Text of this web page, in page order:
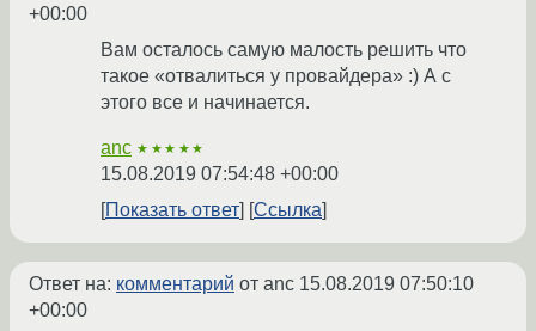
+00:00
Вам осталось самую малость решить что
такое «отвалиться у провайдера» :) А с
этого все и начинается.
anc ★★★★★
15.08.2019 07:54:48 +00:00
Показать ответ
Ссылка
Ответ на: комментарий от anc 15.08.2019 07:50:10
+00:00